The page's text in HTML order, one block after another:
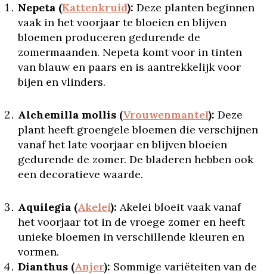
Nepeta (Kattenkruid): Deze planten beginnen
vaak in het voorjaar te bloeien en blijven
bloemen produceren gedurende de
zomermaanden. Nepeta komt voor in tinten
van blauw en paars en is aantrekkelijk voor
bijen en vlinders.
Alchemilla mollis (Vrouwenmantel): Deze
plant heeft groengele bloemen die verschijnen
vanaf het late voorjaar en blijven bloeien
gedurende de zomer. De bladeren hebben ook
een decoratieve waarde.
Aquilegia (Akelei): Akelei bloeit vaak vanaf
het voorjaar tot in de vroege zomer en heeft
unieke bloemen in verschillende kleuren en
vormen.
Dianthus (Anjer): Sommige variëteiten van de